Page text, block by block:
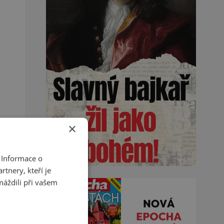
×
o
kteří je
při vašem